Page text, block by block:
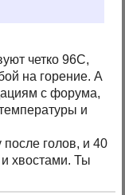
четко 96С,
на горение. А
с форума,
и
после голов, и 40
хвостами. Ты